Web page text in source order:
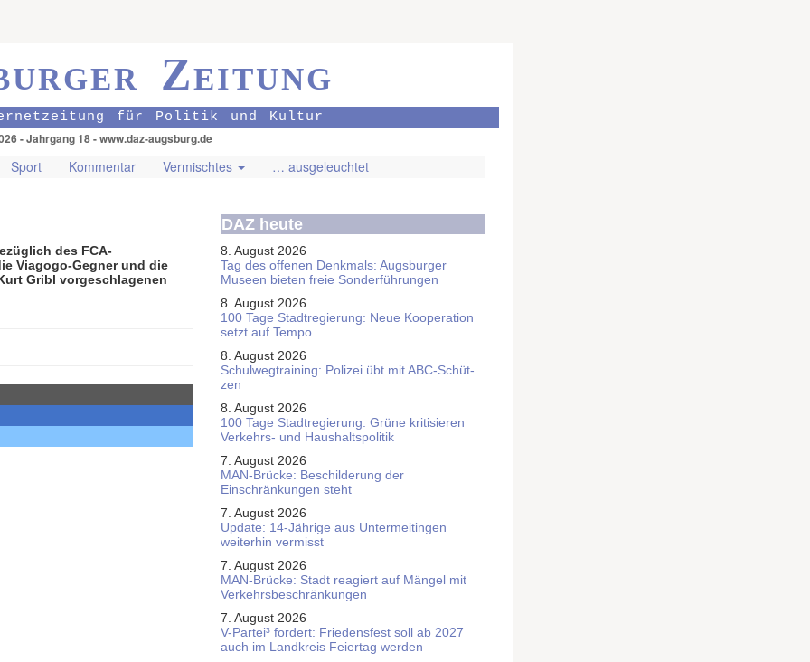
Zeitung
für Politik und Kultur
- Jahrgang 18 - www.daz-augsburg.de
Sport Kommentar Vermischtes … ausgeleuchtet
des FCA-
Viagogo-Gegner und die
Gribl vorgeschlagenen
DAZ heute
8. August 2026
Tag des offenen Denkmals: Augsburger
Museen bieten freie Sonderführungen
8. August 2026
100 Tage Stadtregierung: Neue Kooperation
setzt auf Tempo
8. August 2026
Schul­weg­trai­ning: Poli­zei übt mit ABC-Schüt­
zen
8. August 2026
100 Tage Stadtregierung: Grüne kritisieren
Verkehrs- und Haushaltspolitik
7. August 2026
MAN-Brücke: Beschilderung der
Einschränkungen steht
7. August 2026
Update: 14-Jährige aus Untermeitingen
weiterhin vermisst
7. August 2026
MAN-Brücke: Stadt reagiert auf Mängel mit
Verkehrsbeschränkungen
7. August 2026
V-Partei­³ fordert: Friedens­fest soll ab 2027
auch im Land­kreis Feier­tag werden